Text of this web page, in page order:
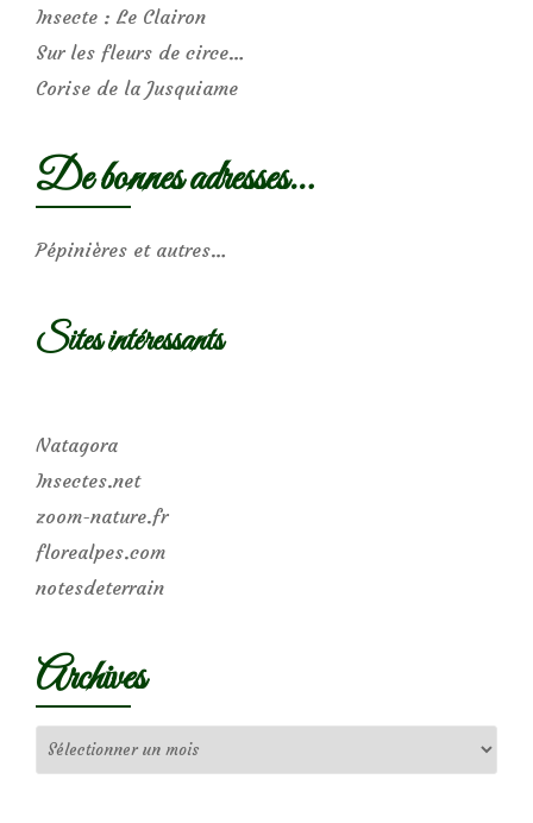
Insecte : Le Clairon
Sur les fleurs de circe…
Corise de la Jusquiame
De bonnes adresses…
Pépinières et autres…
Sites intéressants
Natagora
Insectes.net
zoom-nature.fr
florealpes.com
notesdeterrain
Archives